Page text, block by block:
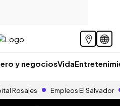
y negociosVida
Rosales Empleos El Salvador